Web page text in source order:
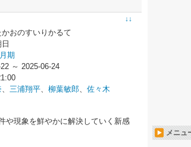
↓↓
おのすいりかるて
期
～ 2025-06-24
、 三浦翔平、 柳葉敏郎、 佐々木
や現象を鮮やかに解決していく新感
メニュ